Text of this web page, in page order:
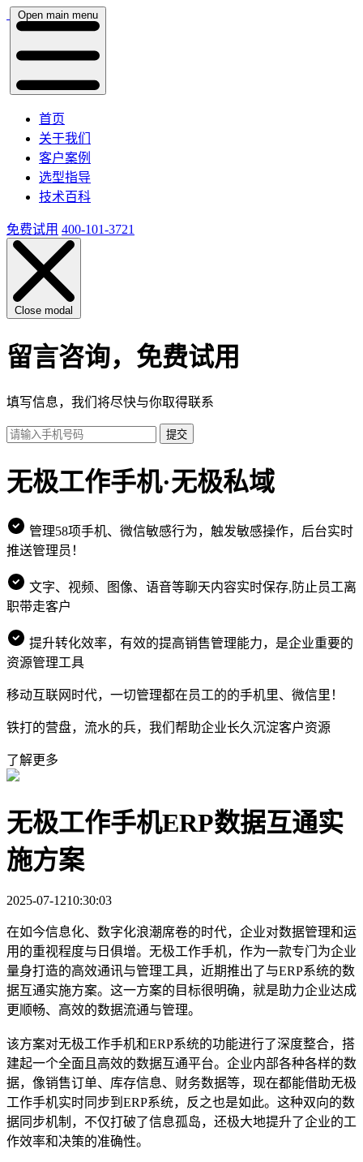
Open main menu
首页
关于我们
客户案例
选型指导
技术百科
免费试用 400-101-3721
Close modal
留言咨询，免费试用
填写信息，我们将尽快与你取得联系
提交
无极工作手机·无极私域
管理58项手机、微信敏感行为，触发敏感操作，后台实时
推送管理员！
文字、视频、图像、语音等聊天内容实时保存,防止员工离
职带走客户
提升转化效率，有效的提高销售管理能力，是企业重要的
资源管理工具
移动互联网时代，一切管理都在员工的的手机里、微信里！
铁打的营盘，流水的兵，我们帮助企业长久沉淀客户资源
了解更多
无极工作手机ERP数据互通实
施方案
2025-07-1210:30:03
在如今信息化、数字化浪潮席卷的时代，企业对数据管理和运
用的重视程度与日俱增。无极工作手机，作为一款专门为企业
量身打造的高效通讯与管理工具，近期推出了与ERP系统的数
据互通实施方案。这一方案的目标很明确，就是助力企业达成
更顺畅、高效的数据流通与管理。
该方案对无极工作手机和ERP系统的功能进行了深度整合，搭
建起一个全面且高效的数据互通平台。企业内部各种各样的数
据，像销售订单、库存信息、财务数据等，现在都能借助无极
工作手机实时同步到ERP系统，反之也是如此。这种双向的数
据同步机制，不仅打破了信息孤岛，还极大地提升了企业的工
作效率和决策的准确性。